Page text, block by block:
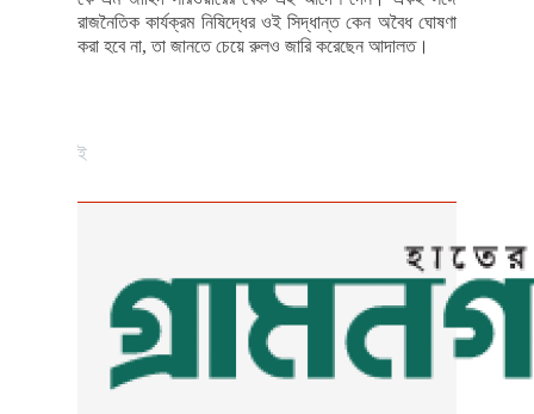
রাজনৈতিক কার্যক্রম নিষিদ্ধের ওই সিদ্ধান্ত কেন অবৈধ ঘোষণা
করা হবে না, তা জানতে চেয়ে রুলও জারি করেছেন আদালত।
ই